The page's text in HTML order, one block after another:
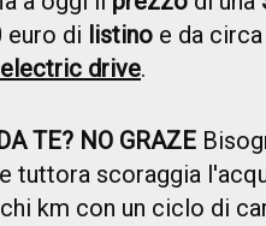
euro di listino e da
drive.
TE? NO GRAZE
tuttora scoraggia
km con un ciclo di